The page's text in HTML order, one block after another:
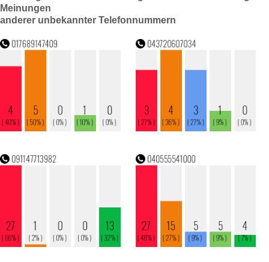
Meinungen
anderer unbekannter Telefonnummern